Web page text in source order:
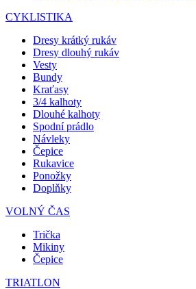
CYKLISTIKA
Dresy krátký rukáv
Dresy dlouhý rukáv
Vesty
Bundy
Kraťasy
3/4 kalhoty
Dlouhé kalhoty
Spodní prádlo
Návleky
Čepice
Rukavice
Ponožky
Doplňky
VOLNÝ ČAS
Trička
Mikiny
Čepice
TRIATLON